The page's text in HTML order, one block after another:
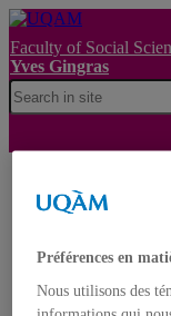
Faculty of Social
Yves Gingras
UQAM
Préférences en
Nous utilisons des